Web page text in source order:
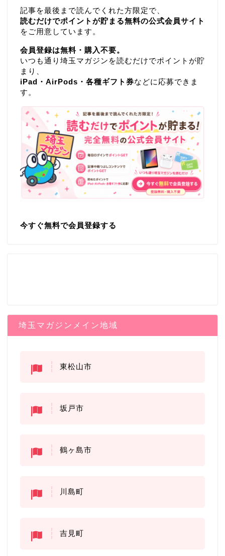
記事を最後まで読んでくれた方限定で、
読むだけでポイントが貯まる無料の公式会員サイト
をご用意しています。
会員登録は無料・購入不要。
いつも通り埼玉マガジンを読むだけでポイントが貯
まり、
iPad・AirPods・各種ギフト券などに応募できま
す。
今すぐ無料で会員登録する
埼玉マガジンメイン地域
東松山市
坂戸市
鶴ヶ島市
川島町
吉見町